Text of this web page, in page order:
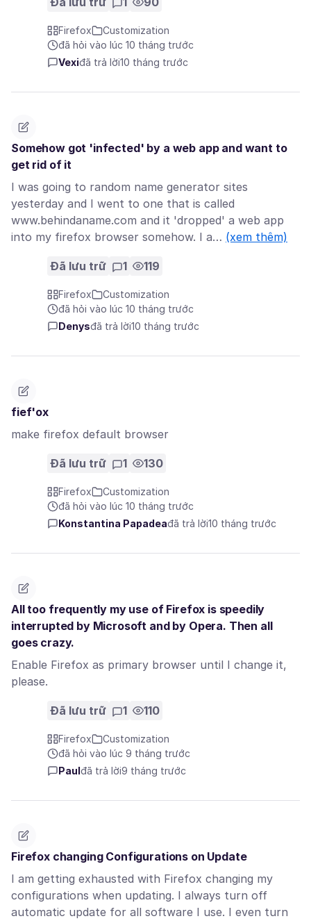
Firefox
Customization
đã hỏi vào lúc 10 tháng trước
Vexiđã trả lời10 tháng trước
Somehow got 'infected' by a web app and want to
get rid of it
I was going to random name generator sites
yesterday and I went to one that is called
www.behindaname.com and it 'dropped' a web app
into my firefox browser somehow. I a… (xem thêm)
Đã lưu trữ 1 119
Firefox
Customization
đã hỏi vào lúc 10 tháng trước
Denysđã trả lời10 tháng trước
fief'ox
make firefox default browser
Đã lưu trữ 1 130
Firefox
Customization
đã hỏi vào lúc 10 tháng trước
Konstantina Papadeađã trả lời10 tháng trước
All too frequently my use of Firefox is speedily
interrupted by Microsoft and by Opera. Then all
goes crazy.
Enable Firefox as primary browser until I change it,
please.
Đã lưu trữ 1 110
Firefox
Customization
đã hỏi vào lúc 9 tháng trước
Paul đã trả lời9 tháng trước
Firefox changing Configurations on Update
I am getting exhausted with Firefox changing my
configurations when updating. I always turn off
automatic update for all software I use. I even turn